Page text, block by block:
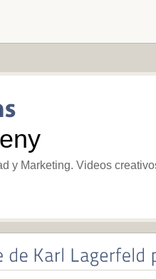
y Marketing. Videos